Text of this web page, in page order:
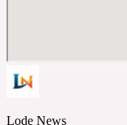
Lode News